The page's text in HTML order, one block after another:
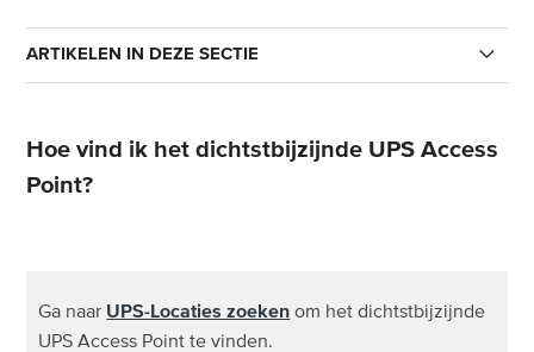
SPORTS
ARTIKELEN IN DEZE SECTIE
Hoe volg ik mijn retourzending?
Ik heb slechts een deel van mijn bestelling ontvangen.
Wat moet ik doen?
Hoe vind ik het dichtstbijzijnde UPS Access
Point?
Ga naar UPS-Locaties zoeken om het dichtstbijzijnde
UPS Access Point te vinden.